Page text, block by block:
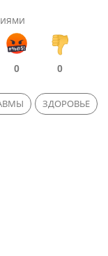
0 0
ЗДОРОВЬЕ